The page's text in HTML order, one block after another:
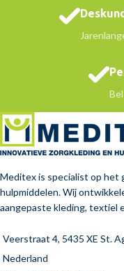
Meditex is specialist op het
hulpmiddelen. Wij
aangepaste kleding, textiel
Veerstraat 4, 5435 XE St.
Nederland